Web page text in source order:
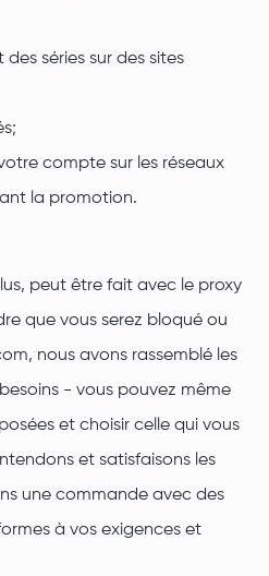
séries sur des sites
compte sur les réseaux
la promotion.
peut être fait avec le proxy
que vous serez bloqué ou
nous avons rassemblé les
- vous pouvez même
et choisir celle qui vous
et satisfaisons les
une commande avec des
à vos exigences et